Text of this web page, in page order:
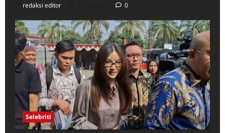
redaksi editor 0
Selebriti